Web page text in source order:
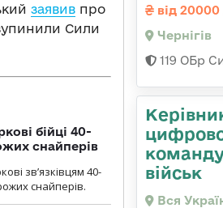
заявив про
Сили
бійці 40-
снайперів
зв’язківцям 40-
снайперів.
від
Чернігів
119 ОБр
військ
Вся